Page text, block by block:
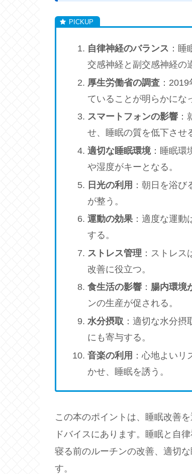
自律神経のバランス ：
交感神経と副交感神経の
厚生労働省の調査：2019
ていることが明らかにな
スマートフォンの影響：
せ、睡眠の質を低下させ
適切な睡眠環境：睡眠環
や湿度がキーとなる。
日光の利用 ：朝日を浴
が整う。
運動の効果：適度な運動
する。
ストレス管理 ：ストレ
改善に役立つ。
食生活の影響： 腸内環境
ンの生産が促される。
水分摂取 ：適切な水分
にも寄与する。
音楽の利用 ：心地よい
かせ、睡眠を誘う。
この本のポイントは、睡眠改善
ドバイスにあります。睡眠と自
寝る前のルーチンの改善、適切
す。